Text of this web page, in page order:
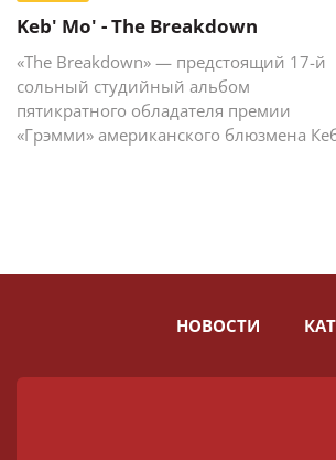
Keb' Mo' - The Breakdown
«The Breakdown» — предстоящий 17-й
сольный студийный альбом
пятикратного обладателя премии
«Грэмми» американского блюзмена
НОВОСТИ